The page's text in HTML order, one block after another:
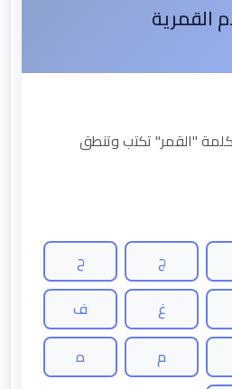
القمرية
"القمر" تكتب وتنطق
ج
ح
غ
ف
م
ه